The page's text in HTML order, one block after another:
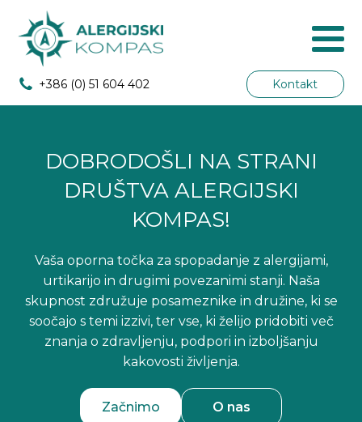
+386 (0) 51 604 402 Kontakt
DOBRODOŠLI NA STRANI
DRUŠTVA ALERGIJSKI
KOMPAS!
Vaša oporna točka za spopadanje z alergijami,
urtikarijo in drugimi povezanimi stanji. Naša
skupnost združuje posameznike in družine, ki se
soočajo s temi izzivi, ter vse, ki želijo pridobiti več
znanja o zdravljenju, podpori in izboljšanju
kakovosti življenja.
Začnimo O nas